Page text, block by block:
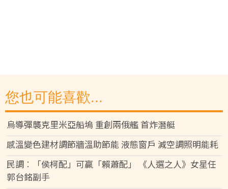
您也可能喜歡...
烏導彈襲克里米亞船塢 重創兩俄艦 首炸潛艇
感溫變色建材調節牆溫助節能 液態窗戶 減空調照明能耗
民調︰「侯柯配」可贏「賴蕭配」 《人選之人》女星任
郭台銘副手